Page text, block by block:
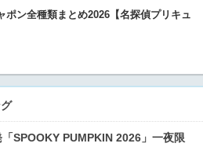
ポン全種類まとめ2026【名探偵プリキュ
SPOOKY PUMPKIN 2026」一夜限